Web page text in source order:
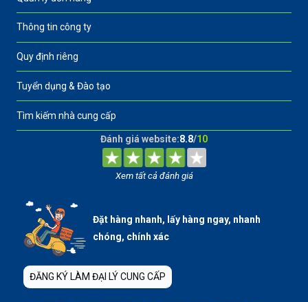
Thông tin công ty
Quy định riêng
Tuyển dụng & Đào tạo
Tìm kiếm nhà cung cấp
Đánh giá website:8.8/10
Xem tất cả đánh giá
Đặt hàng nhanh, lấy hàng ngay, nhanh
chóng, chính xác
ĐĂNG KÝ LÀM ĐẠI LÝ CUNG CẤP